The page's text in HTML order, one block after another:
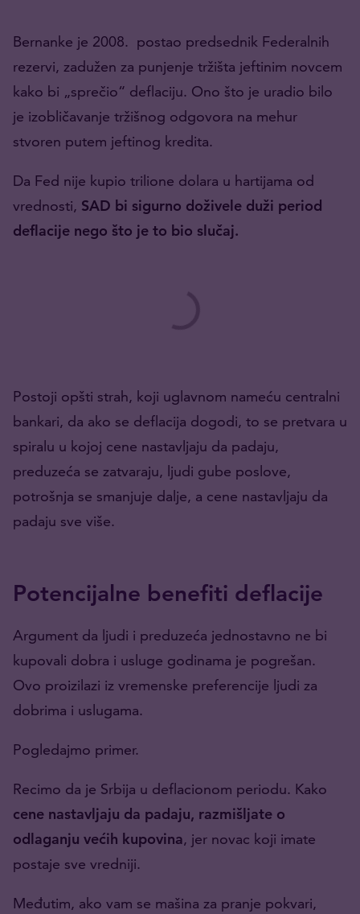
Bernanke je 2008. postao predsednik Federalnih
rezervi, zadužen za punjenje tržišta jeftinim novcem
kako bi „sprečio“ deflaciju. Ono što je uradio bilo
je izobličavanje tržišnog odgovora na mehur
stvoren putem jeftinog kredita.
Da Fed nije kupio trilione dolara u hartijama od
vrednosti, SAD bi sigurno doživele duži period
deflacije nego što je to bio slučaj.
Postoji opšti strah, koji uglavnom nameću centralni
bankari, da ako se deflacija dogodi, to se pretvara u
spiralu u kojoj cene nastavljaju da padaju,
preduzeća se zatvaraju, ljudi gube poslove,
potrošnja se smanjuje dalje, a cene nastavljaju da
padaju sve više.
Potencijalne benefiti deflacije
Argument da ljudi i preduzeća jednostavno ne bi
kupovali dobra i usluge godinama je pogrešan.
Ovo proizilazi iz vremenske preferencije ljudi za
dobrima i uslugama.
Pogledajmo primer.
Recimo da je Srbija u deflacionom periodu. Kako
cene nastavljaju da padaju, razmišljate o
odlaganju većih kupovina, jer novac koji imate
postaje sve vredniji.
Međutim, ako vam se mašina za pranje pokvari,